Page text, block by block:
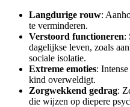
Langdurige rouw:
te verminderen.
Verstoord functioneren:
dagelijkse leven, zoals
sociale isolatie.
Extreme emoties:
kind overweldigt.
Zorgwekkend gedrag:
die wijzen op diepere